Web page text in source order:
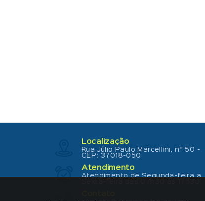
Localização
Rua Júlio Paulo Marcellini, nº 50 -
CEP: 37018-050
Atendimento
Atendimento de Segunda-feira a